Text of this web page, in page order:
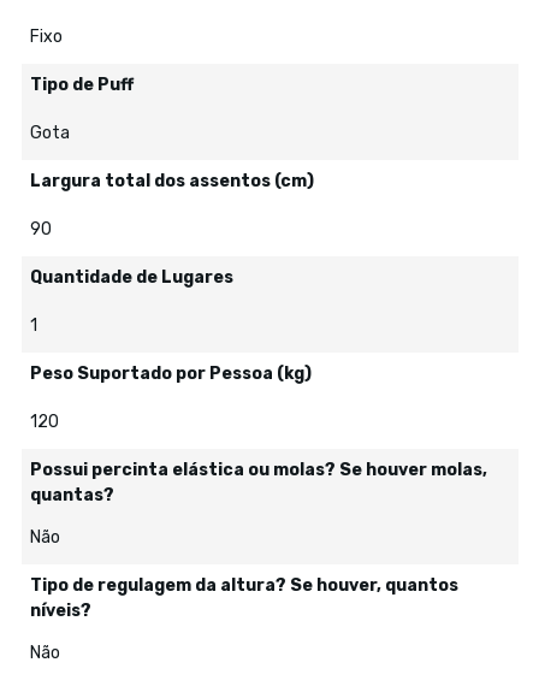
Fixo
Tipo de Puff
Gota
Largura total dos assentos (cm)
90
Quantidade de Lugares
1
Peso Suportado por Pessoa (kg)
120
Possui percinta elástica ou molas? Se houver molas,
quantas?
Não
Tipo de regulagem da altura? Se houver, quantos
níveis?
Não